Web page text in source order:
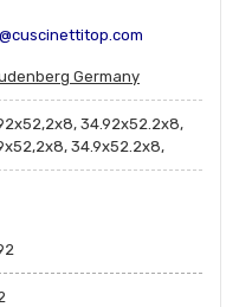
Germany
34.92x52.2x8,
34.9x52.2x8,